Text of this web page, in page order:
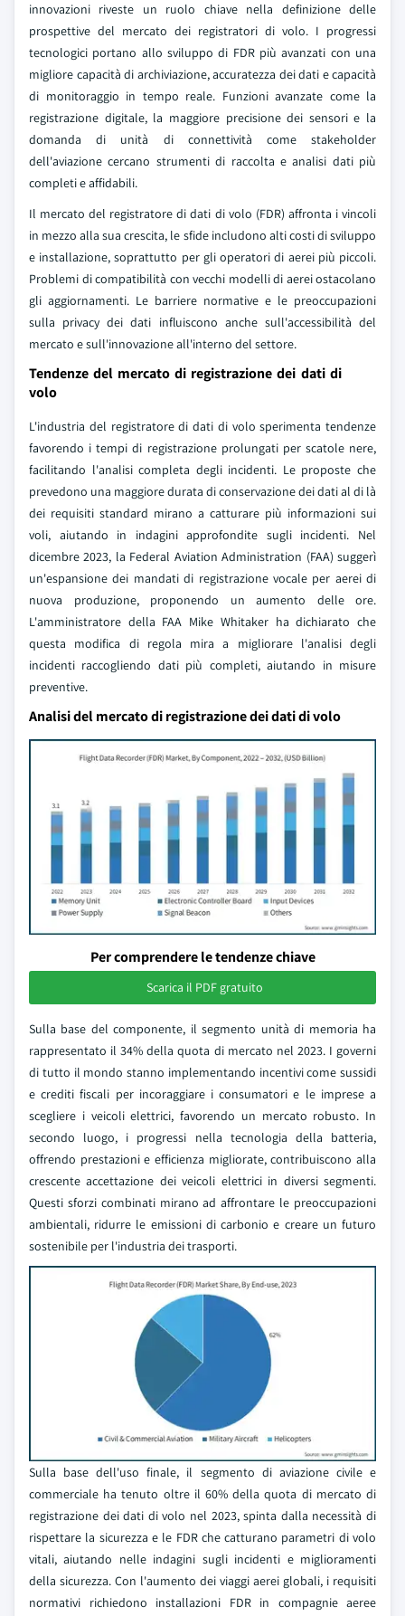
innovazioni riveste un ruolo chiave nella definizione delle
prospettive del mercato dei registratori di volo. I progressi
tecnologici portano allo sviluppo di FDR più avanzati con una
migliore capacità di archiviazione, accuratezza dei dati e capacità
di monitoraggio in tempo reale. Funzioni avanzate come la
registrazione digitale, la maggiore precisione dei sensori e la
domanda di unità di connettività come stakeholder
dell'aviazione cercano strumenti di raccolta e analisi dati più
completi e affidabili.
Il mercato del registratore di dati di volo (FDR) affronta i vincoli
in mezzo alla sua crescita, le sfide includono alti costi di sviluppo
e installazione, soprattutto per gli operatori di aerei più piccoli.
Problemi di compatibilità con vecchi modelli di aerei ostacolano
gli aggiornamenti. Le barriere normative e le preoccupazioni
sulla privacy dei dati influiscono anche sull'accessibilità del
mercato e sull'innovazione all'interno del settore.
Tendenze del mercato di registrazione dei dati di
volo
L'industria del registratore di dati di volo sperimenta tendenze
favorendo i tempi di registrazione prolungati per scatole nere,
facilitando l'analisi completa degli incidenti. Le proposte che
prevedono una maggiore durata di conservazione dei dati al di là
dei requisiti standard mirano a catturare più informazioni sui
voli, aiutando in indagini approfondite sugli incidenti. Nel
dicembre 2023, la Federal Aviation Administration (FAA) suggerì
un'espansione dei mandati di registrazione vocale per aerei di
nuova produzione, proponendo un aumento delle ore.
L'amministratore della FAA Mike Whitaker ha dichiarato che
questa modifica di regola mira a migliorare l'analisi degli
incidenti raccogliendo dati più completi, aiutando in misure
preventive.
Analisi del mercato di registrazione dei dati di volo
Per comprendere le tendenze chiave
Scarica il PDF gratuito
Sulla base del componente, il segmento unità di memoria ha
rappresentato il 34% della quota di mercato nel 2023. I governi
di tutto il mondo stanno implementando incentivi come sussidi
e crediti fiscali per incoraggiare i consumatori e le imprese a
scegliere i veicoli elettrici, favorendo un mercato robusto. In
secondo luogo, i progressi nella tecnologia della batteria,
offrendo prestazioni e efficienza migliorate, contribuiscono alla
crescente accettazione dei veicoli elettrici in diversi segmenti.
Questi sforzi combinati mirano ad affrontare le preoccupazioni
ambientali, ridurre le emissioni di carbonio e creare un futuro
sostenibile per l'industria dei trasporti.
Sulla base dell'uso finale, il segmento di aviazione civile e
commerciale ha tenuto oltre il 60% della quota di mercato di
registrazione dei dati di volo nel 2023, spinta dalla necessità di
rispettare la sicurezza e le FDR che catturano parametri di volo
vitali, aiutando nelle indagini sugli incidenti e miglioramenti
della sicurezza. Con l'aumento dei viaggi aerei globali, i requisiti
normativi richiedono installazioni FDR in compagnie aeree